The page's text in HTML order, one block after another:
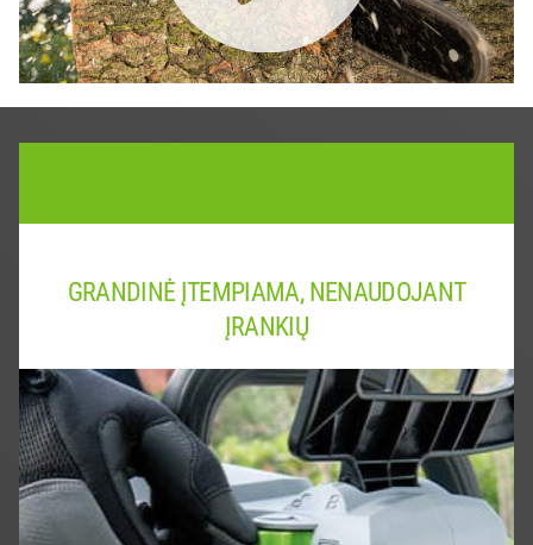
GRANDINĖ ĮTEMPIAMA, NENAUDOJANT
ĮRANKIŲ